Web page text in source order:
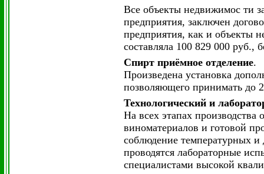
Все объекты недвижимос ти
предприятия, заключен
предприятия, как и объекты
составляла 100 829 000 руб.,
Спирт приёмное отделение.
Произведена установка
позволяющего принимать до
Технологический и
На всех этапах
виноматериалов и готовой
соблюдение температурных
проводятся лабораторные
специалистами высокой